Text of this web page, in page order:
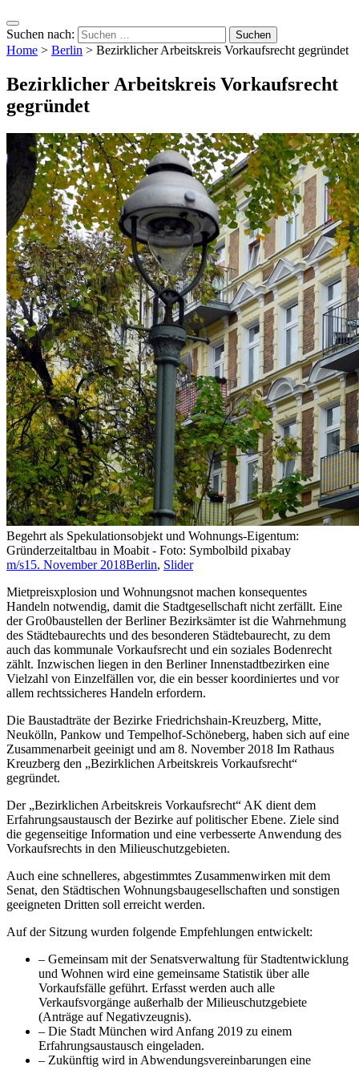
Suchen nach:
Home > Berlin > Bezirklicher Arbeitskreis Vorkaufsrecht gegründet
Bezirklicher Arbeitskreis Vorkaufsrecht
gegründet
Begehrt als Spekulationsobjekt und Wohnungs-Eigentum:
Gründerzeitaltbau in Moabit - Foto: Symbolbild pixabay
m/s15. November 2018Berlin, Slider
Mietpreisxplosion und Wohnungsnot machen konsequentes
Handeln notwendig, damit die Stadtgesellschaft nicht zerfällt. Eine
der Gro0baustellen der Berliner Bezirksämter ist die Wahrnehmung
des Städtebaurechts und des besonderen Städtebaurecht, zu dem
auch das kommunale Vorkaufsrecht und ein soziales Bodenrecht
zählt. Inzwischen liegen in den Berliner Innenstadtbezirken eine
Vielzahl von Einzelfällen vor, die ein besser koordiniertes und vor
allem rechtssicheres Handeln erfordern.
Die Baustadträte der Bezirke Friedrichshain-Kreuzberg, Mitte,
Neukölln, Pankow und Tempelhof-Schöneberg, haben sich auf eine
Zusammenarbeit geeinigt und am 8. November 2018 Im Rathaus
Kreuzberg den „Bezirklichen Arbeitskreis Vorkaufsrecht“
gegründet.
Der „Bezirklichen Arbeitskreis Vorkaufsrecht“ AK dient dem
Erfahrungsaustausch der Bezirke auf politischer Ebene. Ziele sind
die gegenseitige Information und eine verbesserte Anwendung des
Vorkaufsrechts in den Milieuschutzgebieten.
Auch eine schnelleres, abgestimmtes Zusammenwirken mit dem
Senat, den Städtischen Wohnungsbaugesellschaften und sonstigen
geeigneten Dritten soll erreicht werden.
Auf der Sitzung wurden folgende Empfehlungen entwickelt:
– Gemeinsam mit der Senatsverwaltung für Stadtentwicklung
und Wohnen wird eine gemeinsame Statistik über alle
Vorkaufsfälle geführt. Erfasst werden auch alle
Verkaufsvorgänge außerhalb der Milieuschutzgebiete
(Anträge auf Negativzeugnis).
– Die Stadt München wird Anfang 2019 zu einem
Erfahrungsaustausch eingeladen.
– Zukünftig wird in Abwendungsvereinbarungen eine